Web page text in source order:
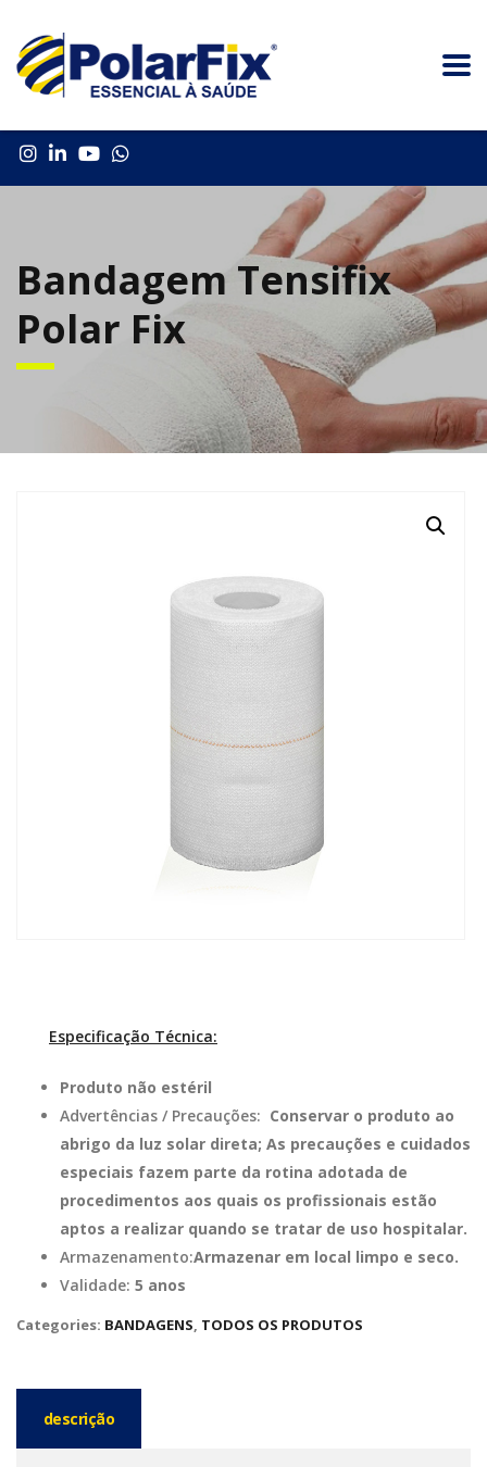
Bandagem Tensifix
Polar Fix
Especificação Técnica:
Produto não estéril
Advertências / Precauções: Conservar o produto ao
abrigo da luz solar direta; As precauções e cuidados
especiais fazem parte da rotina adotada de
procedimentos aos quais os profissionais estão
aptos a realizar quando se tratar de uso hospitalar.
Armazenamento:Armazenar em local limpo e seco.
Validade: 5 anos
Categories: BANDAGENS, TODOS OS PRODUTOS
descrição